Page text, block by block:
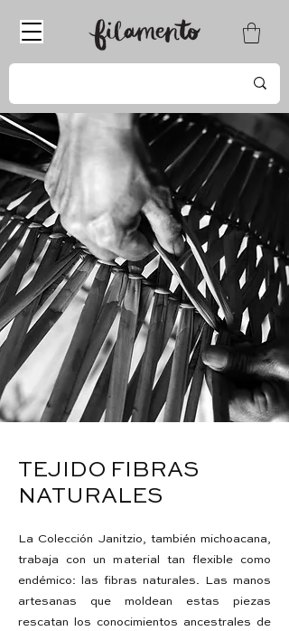
TEJIDO FIBRAS
NATURALES
La Colección Janitzio, también michoacana,
trabaja con un material tan flexible como
endémico: las fibras naturales. Las manos
artesanas que moldean estas piezas
rescatan los conocimientos ancestrales de